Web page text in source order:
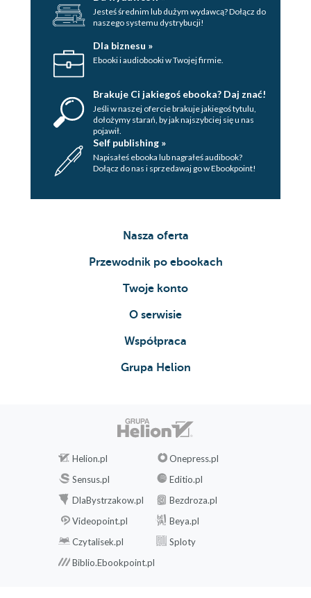
Jesteś średnim lub dużym wydawcą? Dołącz do
naszego systemu dystrybucji!
Dla biznesu »
Ebooki i audiobooki w Twojej firmie.
Brakuje Ci jakiegoś ebooka? Daj znać!
Jeśli w naszej ofercie brakuje jakiegoś tytulu,
dołożymy starań, by jak najszybciej się u nas
pojawił.
Self publishing »
Napisałeś ebooka lub nagrałeś audibook?
Dołącz do nas i sprzedawaj go w Ebookpoint!
Nasza oferta
Przewodnik po ebookach
Twoje konto
O serwisie
Współpraca
Grupa Helion
Helion.pl
Onepress.pl
Sensus.pl
Editio.pl
DlaBystrzakow.pl
Bezdroza.pl
Videopoint.pl
Beya.pl
Czytalisek.pl
Sploty
Biblio.Ebookpoint.pl